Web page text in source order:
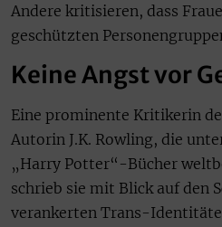
Andere kritisieren, dass
geschützten
Keine Angst vor
Eine prominente Kritikerin
Autorin J.K. Rowling, die
„Harry Potter“-Bücher
schrieb sie mit Blick auf den
verankerten Trans-